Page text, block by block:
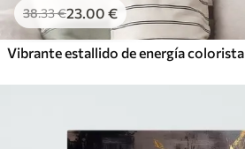
38.33€23.00 €
Vibrante estallido de energía colorista